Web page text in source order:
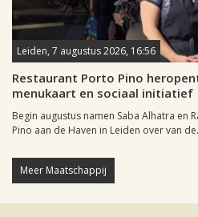
Leiden, 7 augustus 2026, 16:56
Restaurant Porto Pino
menukaart en sociaal initiatief
Begin augustus namen Saba Alhatra en
Pino aan de Haven in Leiden over van
Meer Maatschappij